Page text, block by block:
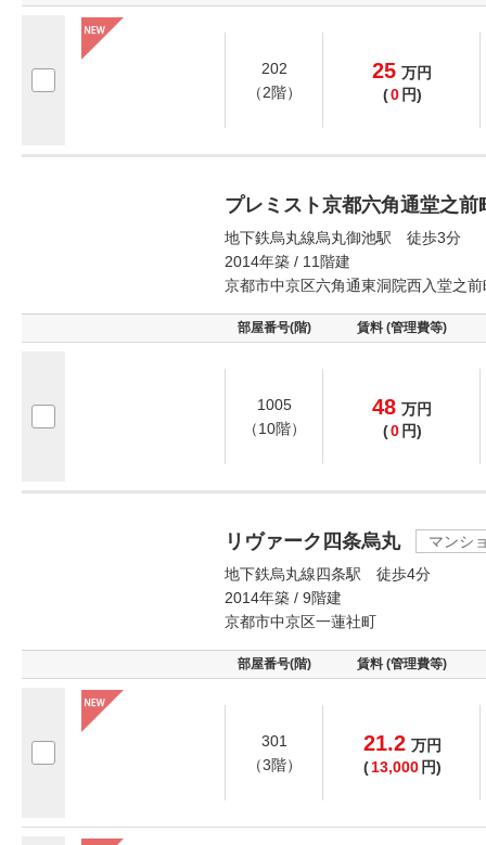
202
（2階）
25 万円
(0 円)
プレミスト京都六角通堂之前
地下鉄烏丸線烏丸御池駅 徒歩3分
2014年築 / 11階建
京都市中京区六角通東洞院西入堂之前
部屋番号(階) 賃料 (管理費等)
1005
（10階）
48 万円
(0 円)
リヴァーク四条烏丸
マンシ
地下鉄烏丸線四条駅 徒歩4分
2014年築 / 9階建
京都市中京区一蓮社町
部屋番号(階) 賃料 (管理費等)
301
（3階）
21.2 万円
( 13,000 円)